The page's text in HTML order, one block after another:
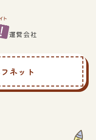
運営会社
ネット